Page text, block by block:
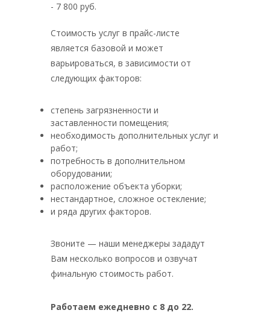
- 7 800 руб.
Стоимость услуг в прайс-листе
является базовой и может
варьироваться, в зависимости от
следующих факторов:
степень загрязненности и
заставленности помещения;
необходимость дополнительных услуг и
работ;
потребность в дополнительном
оборудовании;
расположение объекта уборки;
нестандартное, сложное остекление;
и ряда других факторов.
Звоните — наши менеджеры зададут
Вам несколько вопросов и озвучат
финальную стоимость работ.
Работаем ежедневно с 8 до 22.